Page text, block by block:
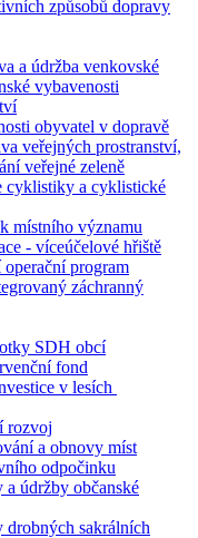
způsobů dopravy
a údržba venkovské
vybavenosti
obyvatel v dopravě
veřejných prostranství,
veřejné zeleně
cyklistiky a cyklistické
místního významu
- víceúčelové hřiště
program
záchranný
SDH obcí
fond
v lesích
rozvoj
a obnovy míst
odpočinku
a údržby občanské
drobných sakrálních